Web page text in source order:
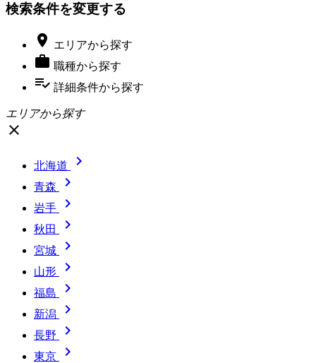
検索条件を変更する
 エリアから探す
 職種から探す
playlist_add_check 詳細条件から探す
エリアから探す
close
北海道 
青森 
岩手 
秋田 
宮城 
山形 
福島 
新潟 
長野 
東京 